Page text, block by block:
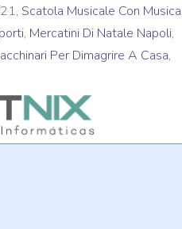
Scatola Musicale Con Musica
, Mercatini Di Natale Napoli,
Per Dimagrire A Casa,